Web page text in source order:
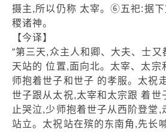
摄主,所以仍称 太宰。⑥五祀:据下
稷诸神。
【今译】
“第三天,众主人和卿、大夫、士又
天站的 位置,面向北。太宰、太宗
师抱着世子和世子 的孝服。太祝
世子跟从太祝,太宰和太宗跟 着世
止哭泣,少师抱着世子从西阶登堂,
站立。太祝站在殡的东南角,先长